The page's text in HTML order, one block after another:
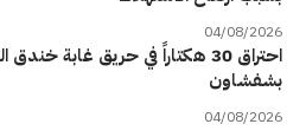
04/08/2026
احتراق 30 هكتاراً في حريق غابة
بشفشاون
04/08/2026